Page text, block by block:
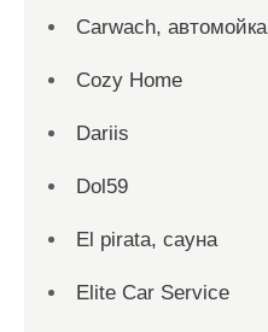
Carwach, автомойка
Cozy Home
Dariis
Dol59
El pirata, сауна
Elite Car Service